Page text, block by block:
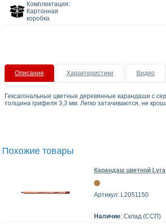
Комплектация:
Картонная
коробка
Описание Характеристики Видео
Гексагональные цветные деревянные карандаши с
толщина грифеля 3,3 мм. Легко затачиваются, не
Похожие товары
Карандаш цветной
Артикул: L2051150
Наличие: Склад (ССП)